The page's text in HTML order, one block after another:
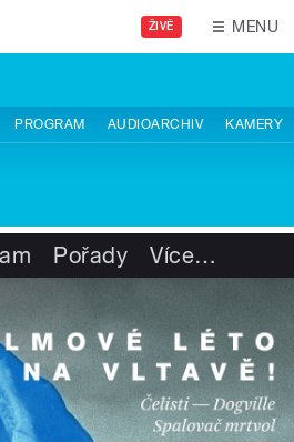
ŽIVĚ MENU
PROGRAM AUDIOARCHIV KAMERY
Pořady Více…